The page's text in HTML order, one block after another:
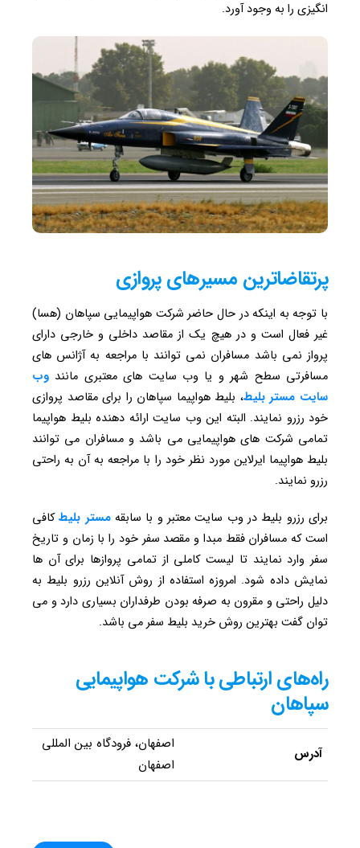
انگیزی را به وجود آورد.
پرتقاضاترین مسیرهای پروازی
با توجه به اینکه در حال حاضر شرکت هواپیمایی سپاهان (هسا)
غیر فعال است و در هیچ یک از مقاصد داخلی و خارجی دارای
پرواز نمی باشد مسافران نمی توانند با مراجعه به آژانس های
مسافرتی سطح شهر و یا وب سایت های معتبری مانند وب
سایت مستر بلیط، بلیط هواپیما سپاهان را برای مقاصد پروازی
خود رزرو نمایند. البته این وب سایت ارائه دهنده بلیط هواپیما
تمامی شرکت های هواپیمایی می باشد و مسافران می توانند
بلیط هواپیما ایرلاین مورد نظر خود را با مراجعه به آن به راحتی
رزرو نمایند.
برای رزرو بلیط در وب سایت معتبر و با سابقهمستر بلیطکافی
است که مسافران فقط مبدا و مقصد سفر خود را با زمان و تاریخ
سفر وارد نمایند تا لیست کاملی از تمامی پروازها برای آن ها
نمایش داده شود. امروزه استفاده از روش آنلاین رزرو بلیط به
دلیل راحتی و مقرون به صرفه بودن طرفداران بسیاری دارد و می
توان گفت بهترین روش خرید بلیط سفر می باشد.
راه‌های ارتباطی با شرکت هواپیمایی
سپاهان
آدرس
اصفهان، فرودگاه بین المللی
اصفهان